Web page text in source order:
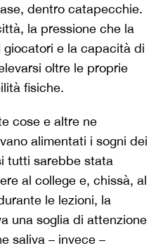
dentro catapecchie.
la pressione che la
e la capacità di
oltre le proprie
fisiche.
cose e altre ne
alimentati i sogni dei
tutti sarebbe stata
al college e, chissà, al
le lezioni, la
una soglia di attenzione
saliva – invece –